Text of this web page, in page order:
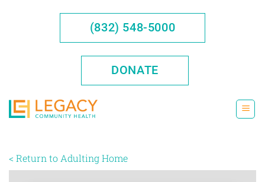
(832) 548-5000
DONATE
< Return to Adulting Home